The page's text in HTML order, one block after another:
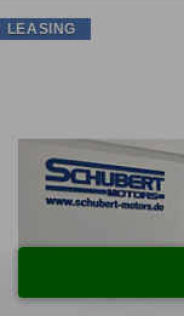
LEASING